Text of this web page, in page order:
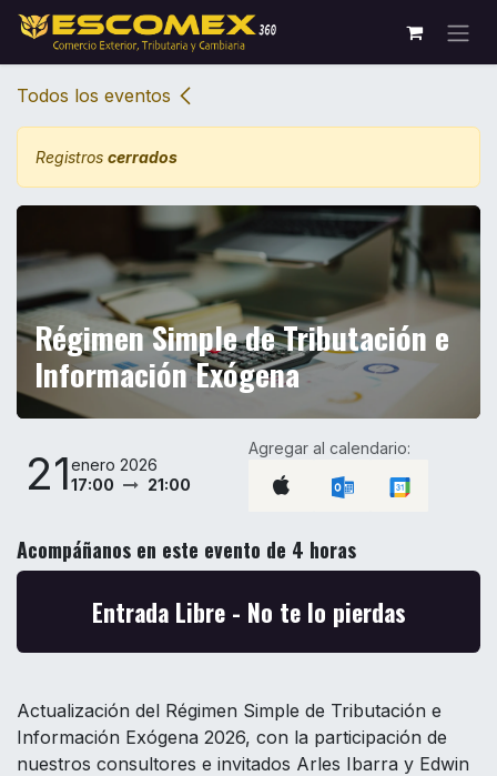
Ir al contenido
Todos los eventos
Registros cerrados
Régimen Simple de Tributación e
Información Exógena
21enero 2026
17:00
21:00
Agregar al calendario:
Acompáñanos en este evento de 4 horas
Entrada Libre - No te lo pierdas
Actualización del Régimen Simple de Tributación e
Información Exógena 2026, con la participación de
nuestros consultores e invitados Arles Ibarra y Edwin